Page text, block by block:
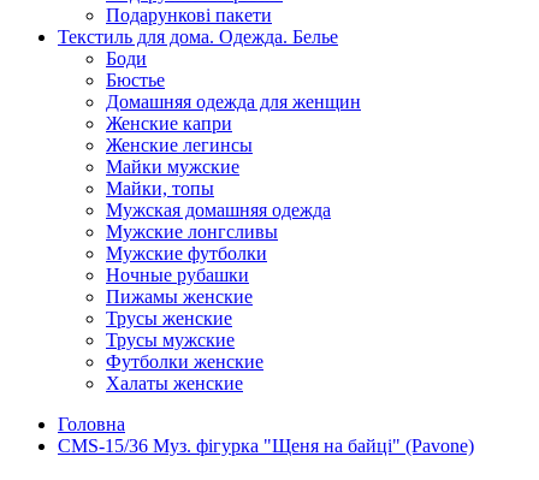
Подарункові пакети
Текстиль для дома. Одежда. Белье
Боди
Бюстье
Домашняя одежда для женщин
Женские капри
Женские легинсы
Майки мужские
Майки, топы
Мужская домашняя одежда
Мужские лонгсливы
Мужские футболки
Ночные рубашки
Пижамы женские
Трусы женские
Трусы мужские
Футболки женские
Халаты женские
Головна
CMS-15/36 Муз. фігурка "Щеня на байці" (Pavone)